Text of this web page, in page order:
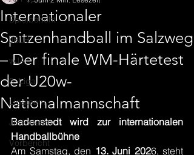
Spielbericht
JBLH
wJA
3. Liga
Ligateam
Juniorteam
Vorbericht
Internationaler
Spitzenhandball im Salzweg
– Der finale WM-Härtetest
der U20w-
Nationalmannschaft
Badenstedt wird zur internationalen
Handballbühne
Am Samstag, den 13. Juni 2026, steht